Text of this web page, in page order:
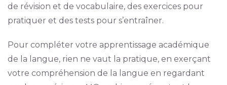
de révision et de vocabulaire, des exercices pour
pratiquer et des tests pour s’entraîner.
Pour compléter votre apprentissage académique
de la langue, rien ne vaut la pratique, en exerçant
votre compréhension de la langue en regardant